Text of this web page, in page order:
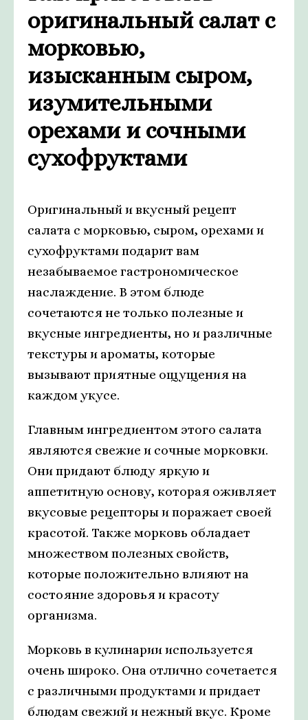
оригинальный салат с
морковью,
изысканным сыром,
изумительными
орехами и сочными
сухофруктами
Оригинальный и вкусный рецепт
салата с морковью, сыром, орехами и
сухофруктами подарит вам
незабываемое гастрономическое
наслаждение. В этом блюде
сочетаются не только полезные и
вкусные ингредиенты, но и различные
текстуры и ароматы, которые
вызывают приятные ощущения на
каждом укусе.
Главным ингредиентом этого салата
являются свежие и сочные морковки.
Они придают блюду яркую и
аппетитную основу, которая оживляет
вкусовые рецепторы и поражает своей
красотой. Также морковь обладает
множеством полезных свойств,
которые положительно влияют на
состояние здоровья и красоту
организма.
Морковь в кулинарии используется
очень широко. Она отлично сочетается
с различными продуктами и придает
блюдам свежий и нежный вкус. Кроме